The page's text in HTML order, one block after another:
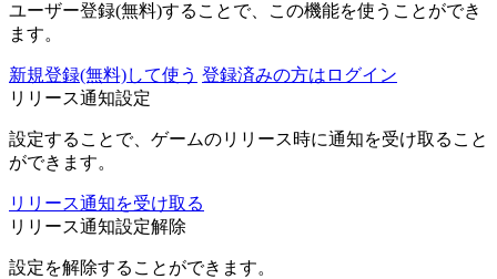
ユーザー登録(無料)することで、この機能を使うことができ
ます。
新規登録(無料)して使う 登録済みの方はログイン
リリース通知設定
設定することで、ゲームのリリース時に通知を受け取ること
ができます。
リリース通知を受け取る
リリース通知設定解除
設定を解除することができます。